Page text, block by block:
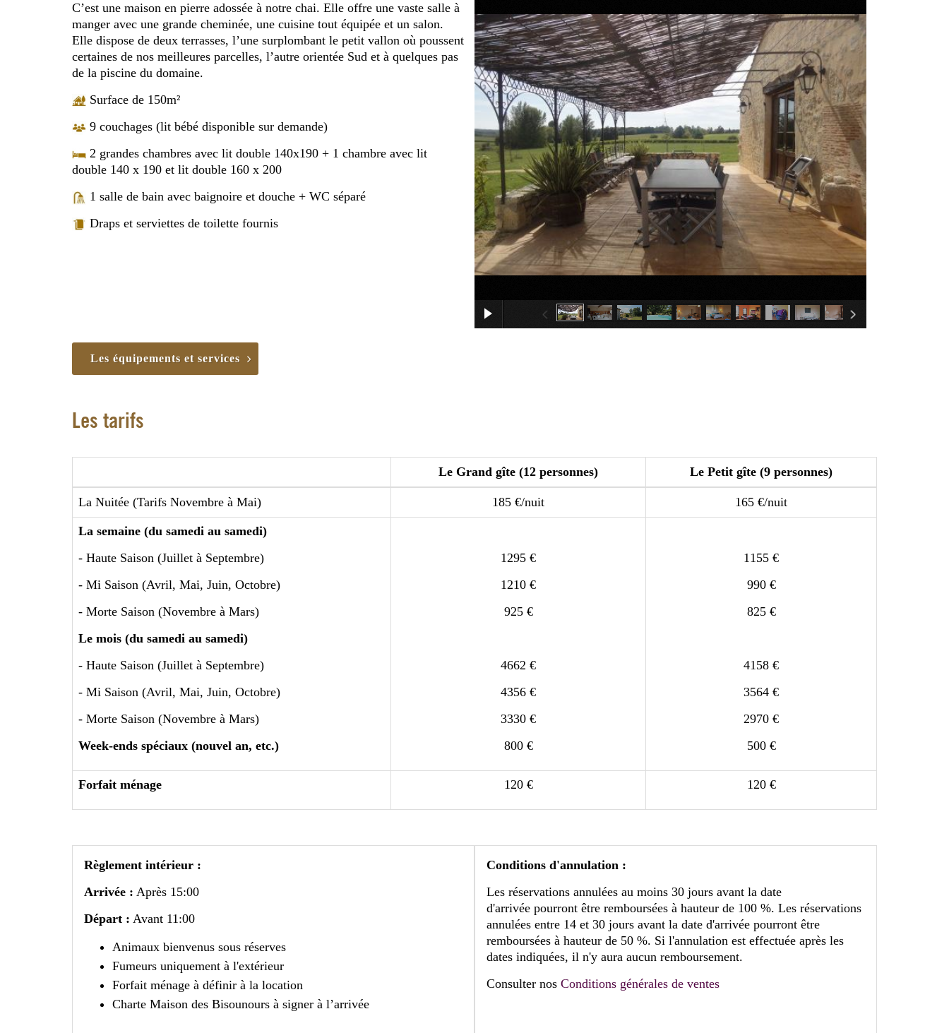
C’est une maison en pierre adossée à notre chai. Elle offre une vaste salle à
manger avec une grande cheminée, une cuisine tout équipée et un salon.
Elle dispose de deux terrasses, l’une surplombant le petit vallon où poussent
certaines de nos meilleures parcelles, l’autre orientée Sud et à quelques pas
de la piscine du domaine.
Surface de 150m²
9 couchages (lit bébé disponible sur demande)
2 grandes chambres avec lit double 140x190 + 1 chambre avec lit
double 140 x 190 et lit double 160 x 200
1 salle de bain avec baignoire et douche + WC séparé
Draps et serviettes de toilette fournis
Les équipements et services
Les tarifs
Le Grand gîte (12 personnes) Le Petit gîte (9 personnes)
La Nuitée (Tarifs Novembre à Mai) 185 €/nuit 165 €/nuit
La semaine (du samedi au samedi)
- Haute Saison (Juillet à Septembre)
- Mi Saison (Avril, Mai, Juin, Octobre)
- Morte Saison (Novembre à Mars)
Le mois (du samedi au samedi)
- Haute Saison (Juillet à Septembre)
- Mi Saison (Avril, Mai, Juin, Octobre)
- Morte Saison (Novembre à Mars)
Week-ends spéciaux (nouvel an, etc.)
1295 €
1210 €
925 €
4662 €
4356 €
3330 €
800 €
1155 €
990 €
825 €
4158 €
3564 €
2970 €
500 €
Forfait ménage 120 € 120 €
Règlement intérieur :
Arrivée : Après 15:00
Départ : Avant 11:00
Animaux bienvenus sous réserves
Fumeurs uniquement à l'extérieur
Forfait ménage à définir à la location
Charte Maison des Bisounours à signer à l’arrivée
Conditions d'annulation :
Les réservations annulées au moins 30 jours avant la date
d'arrivée pourront être remboursées à hauteur de 100 %. Les réservations
annulées entre 14 et 30 jours avant la date d'arrivée pourront être
remboursées à hauteur de 50 %. Si l'annulation est effectuée après les
dates indiquées, il n'y aura aucun remboursement.
Consulter nos Conditions générales de ventes